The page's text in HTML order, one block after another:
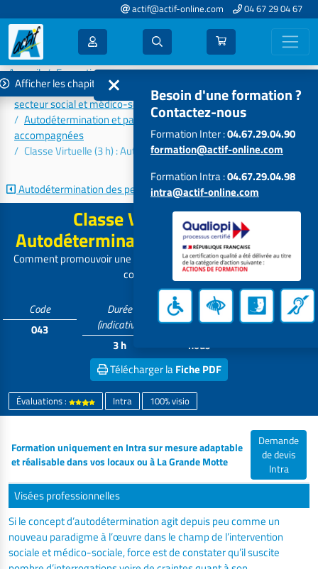
actif@actif-online.com 04 67 29 04 67
Accueil
Formations 2026
Accompagnement aux évolutions et aux transformations du
secteur social et médico-social
Autodétermination et participation des personnes
accompagnées
Classe Virtuelle (3 h) : Autodétermination et responsabilité
Afficher les chapitres
Autodétermination des personnes... Autodétermination et...
Classe Virtuelle (3 h) :
Autodétermination et responsabilité
Comment promouvoir une responsabilité partagée dans un cadre
contractualisé ?
Code
043
Durée
(indicative)
3 h
Tarif
nous
Participants
Télécharger laFiche PDF
Évaluations : Intra 100% visio
Formation uniquement en Intra sur mesure adaptable
et réalisable dans vos locaux ou à La Grande Motte
Demande
de devis
Intra
Visées professionnelles
Si le concept d’autodétermination agit depuis peu comme un
nouveau paradigme à l’œuvre dans le champ de l’intervention
sociale et médico-sociale, force est de constater qu’il suscite
Besoin d'une formation ?
Contactez-nous
Formation Inter :04.67.29.04.90
formation@actif-online.com
Formation Intra :04.67.29.04.98
intra@actif-online.com